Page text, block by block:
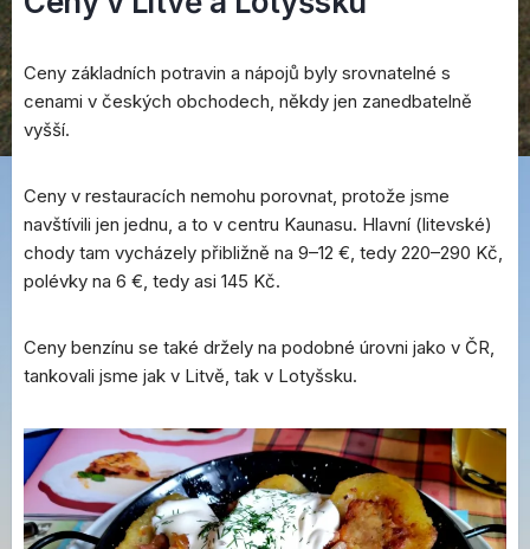
Ceny základních potravin a nápojů byly srovnatelné s
cenami v českých obchodech, někdy jen zanedbatelně
vyšší.
Ceny v restauracích nemohu porovnat, protože jsme
navštívili jen jednu, a to v centru Kaunasu. Hlavní (litevské)
chody tam vycházely přibližně na 9–12 €, tedy 220–290 Kč,
polévky na 6 €, tedy asi 145 Kč.
Ceny benzínu se také držely na podobné úrovni jako v ČR,
tankovali jsme jak v Litvě, tak v Lotyšsku.